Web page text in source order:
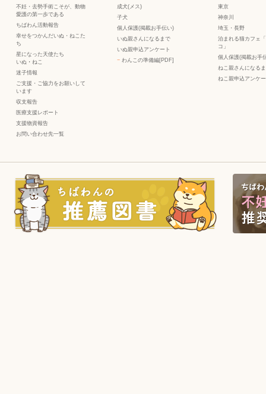
不妊・去勢手術こそが、動物
愛護の第一歩である
ちばわん活動報告
幸せをつかんだいぬ・ねこた
ち
星になった天使たち
いぬ ・ ねこ
迷子情報
ご支援・ご協力をお願いして
います
収支報告
医療支援レポート
支援物資報告
お問い合わせ先一覧
成犬(メス)
子犬
個人保護(掲載お手伝い)
いぬ親さんになるまで
いぬ親申込アンケート
− わんこの準備編[PDF]
東京
神奈川
埼玉・長野
泊まれる猫カフェ
コ」
個人保護(掲載お手
ねこ親さんになる
ねこ親申込アンケ